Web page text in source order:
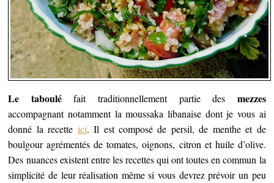
Le tabouléfait traditionnellement partie des mezzes
accompagnant notamment la moussaka libanaise dont je vous ai
donné la recette ici. Il est composé de persil, de menthe et de
boulgour agrémentés de tomates, oignons, citron et huile d’olive.
Des nuances existent entre les recettes qui ont toutes en commun la
simplicité de leur réalisation même si vous devrez prévoir un peu